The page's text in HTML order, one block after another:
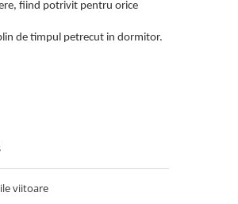
fiind potrivit pentru orice
de timpul petrecut in dormitor.
viitoare